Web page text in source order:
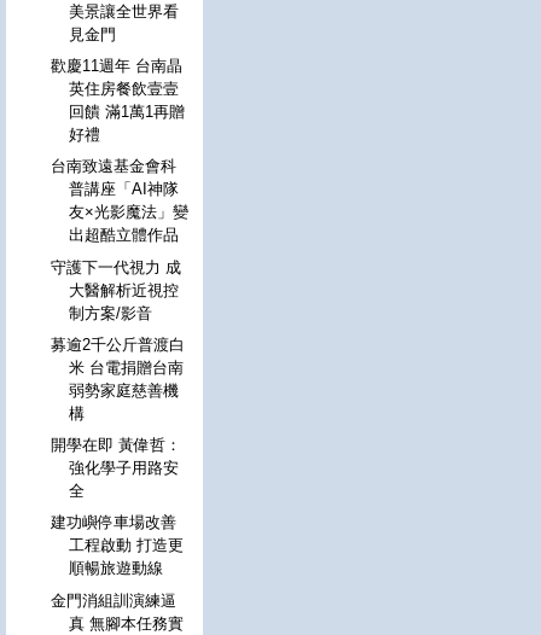
美景讓全世界看
見金門
歡慶11週年 台南晶
英住房餐飲壹壹
回饋 滿1萬1再贈
好禮
台南致遠基金會科
普講座「AI神隊
友×光影魔法」變
出超酷立體作品
守護下一代視力 成
大醫解析近視控
制方案/影音
募逾2千公斤普渡白
米 台電捐贈台南
弱勢家庭慈善機
構
開學在即 黃偉哲：
強化學子用路安
全
建功嶼停車場改善
工程啟動 打造更
順暢旅遊動線
金門消組訓演練逼
真 無腳本任務實